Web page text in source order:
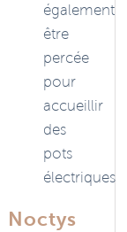
également
être
percée
pour
accueillir
des
pots
électriques.
Noctys